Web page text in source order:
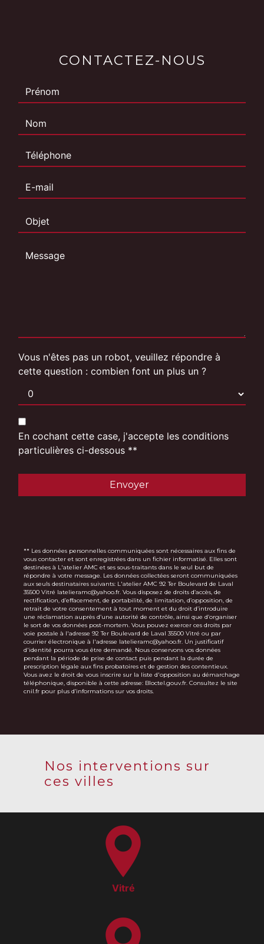
CONTACTEZ-NOUS
Vous n'êtes pas un robot, veuillez répondre à
cette question : combien font un plus un ?
En cochant cette case, j'accepte les conditions
particulières ci-dessous **
Envoyer
** Les données personnelles communiquées sont nécessaires aux fins de
vous contacter et sont enregistrées dans un fichier informatisé. Elles sont
destinées à L'atelier AMC et ses sous-traitants dans le seul but de
répondre à votre message. Les données collectées seront communiquées
aux seuls destinataires suivants: L'atelier AMC 92 Ter Boulevard de Laval
35500 Vitré latelieramc@yahoo.fr. Vous disposez de droits d’accès, de
rectification, d’effacement, de portabilité, de limitation, d’opposition, de
retrait de votre consentement à tout moment et du droit d’introduire
une réclamation auprès d’une autorité de contrôle, ainsi que d’organiser
le sort de vos données post-mortem. Vous pouvez exercer ces droits par
voie postale à l'adresse 92 Ter Boulevard de Laval 35500 Vitré ou par
courrier électronique à l'adresse latelieramc@yahoo.fr. Un justificatif
d'identité pourra vous être demandé. Nous conservons vos données
pendant la période de prise de contact puis pendant la durée de
prescription légale aux fins probatoires et de gestion des contentieux.
Vous avez le droit de vous inscrire sur la liste d'opposition au démarchage
téléphonique, disponible à cette adresse: Bloctel.gouv.fr. Consultez le site
cnil.fr pour plus d’informations sur vos droits.
Nos interventions sur
ces villes
Vitré